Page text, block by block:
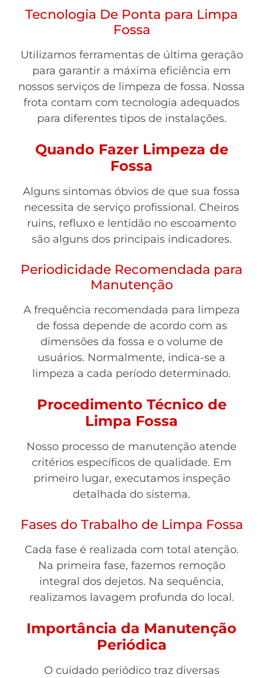
Tecnologia De Ponta para Limpa
Fossa
Utilizamos ferramentas de última geração
para garantir a máxima eficiência em
nossos serviços de limpeza de fossa. Nossa
frota contam com tecnologia adequados
para diferentes tipos de instalações.
Quando Fazer Limpeza de
Fossa
Alguns sintomas óbvios de que sua fossa
necessita de serviço profissional. Cheiros
ruins, refluxo e lentidão no escoamento
são alguns dos principais indicadores.
Periodicidade Recomendada para
Manutenção
A frequência recomendada para limpeza
de fossa depende de acordo com as
dimensões da fossa e o volume de
usuários. Normalmente, indica-se a
limpeza a cada período determinado.
Procedimento Técnico de
Limpa Fossa
Nosso processo de manutenção atende
critérios específicos de qualidade. Em
primeiro lugar, executamos inspeção
detalhada do sistema.
Fases do Trabalho de Limpa Fossa
Cada fase é realizada com total atenção.
Na primeira fase, fazemos remoção
integral dos dejetos. Na sequência,
realizamos lavagem profunda do local.
Importância da Manutenção
Periódica
O cuidado periódico traz diversas